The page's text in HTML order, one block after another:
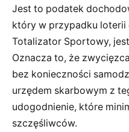
Jest to podatek
który w przypadku
Totalizator Sportowy,
Oznacza to, że
bez konieczności
urzędem skarbowym z
udogodnienie, które
szczęśliwców.